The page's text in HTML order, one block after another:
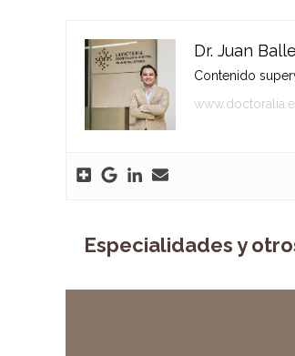
Dr. Juan
Contenido
Especialidades y